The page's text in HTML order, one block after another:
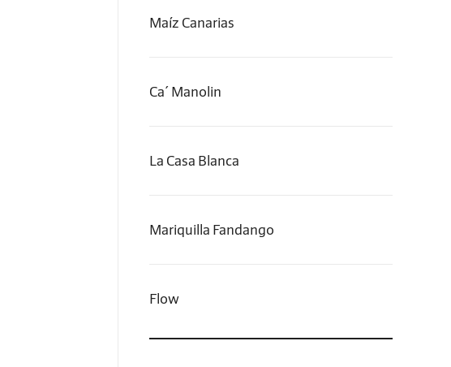
Maíz Canarias
Ca´ Manolin
La Casa Blanca
Mariquilla Fandango
Flow